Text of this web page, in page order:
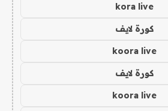
kora live
كورة لايف
koora live
كورة لايف
koora live